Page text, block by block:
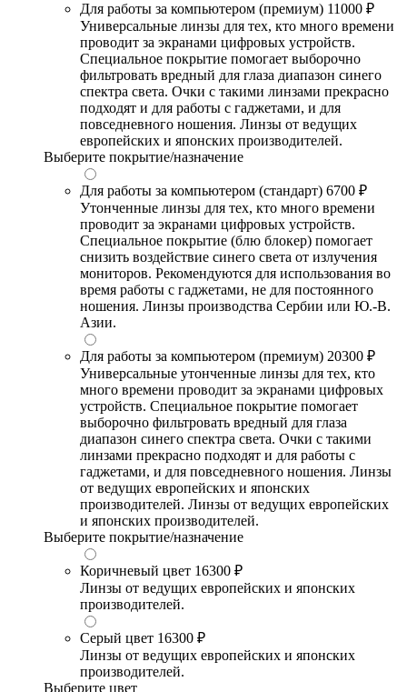
Для работы за компьютером (премиум) 11000 ₽
Универсальные линзы для тех, кто много времени
проводит за экранами цифровых устройств.
Специальное покрытие помогает выборочно
фильтровать вредный для глаза диапазон синего
спектра света. Очки с такими линзами прекрасно
подходят и для работы с гаджетами, и для
повседневного ношения. Линзы от ведущих
европейских и японских производителей.
Выберите покрытие/назначение
Для работы за компьютером (стандарт) 6700 ₽
Утонченные линзы для тех, кто много времени
проводит за экранами цифровых устройств.
Специальное покрытие (блю блокер) помогает
снизить воздействие синего света от излучения
мониторов. Рекомендуются для использования во
время работы с гаджетами, не для постоянного
ношения. Линзы производства Сербии или Ю.-В.
Азии.
Для работы за компьютером (премиум) 20300 ₽
Универсальные утонченные линзы для тех, кто
много времени проводит за экранами цифровых
устройств. Специальное покрытие помогает
выборочно фильтровать вредный для глаза
диапазон синего спектра света. Очки с такими
линзами прекрасно подходят и для работы с
гаджетами, и для повседневного ношения. Линзы
от ведущих европейских и японских
производителей. Линзы от ведущих европейских
и японских производителей.
Выберите покрытие/назначение
Коричневый цвет 16300 ₽
Линзы от ведущих европейских и японских
производителей.
Серый цвет 16300 ₽
Линзы от ведущих европейских и японских
производителей.
Выберите цвет